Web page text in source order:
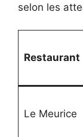
selon les
Restaurant
Le Meurice